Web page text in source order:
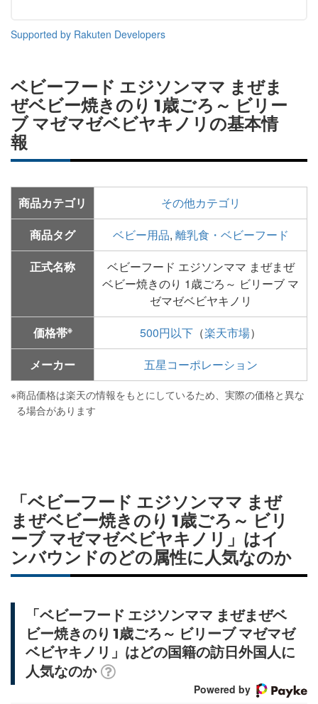
Supported by Rakuten Developers
ベビーフード エジソンママ まぜま
ぜベビー焼きのり 1歳ごろ～ ビリー
ブ マゼマゼベビヤキノリの基本情
報
商品カテゴリ
その他カテゴリ
商品タグ
ベビー用品, 離乳食・ベビーフード
正式名称
ベビーフード エジソンママ まぜまぜ
ベビー焼きのり 1歳ごろ～ ビリーブ マ
ゼマゼベビヤキノリ
価格帯※ 500円以下 （楽天市場）
メーカー
五星コーポレーション
※商品価格は楽天の情報をもとにしているため、実際の価格と異な
る場合があります
「ベビーフード エジソンママ まぜ
まぜベビー焼きのり 1歳ごろ～ ビリ
ーブ マゼマゼベビヤキノリ」はイ
ンバウンドのどの属性に人気なのか
「ベビーフード エジソンママ まぜまぜベ
ビー焼きのり 1歳ごろ～ ビリーブ マゼマゼ
ベビヤキノリ」はどの国籍の訪日外国人に
人気なのか
Powered by